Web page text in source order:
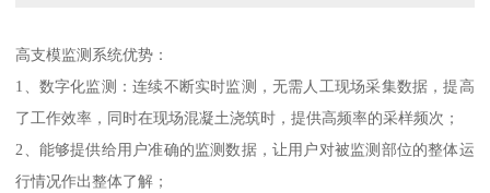
高支模监测系统优势：
1、数字化监测：连续不断实时监测，无需人工现场采集数据，提高
了工作效率，同时在现场混凝土浇筑时，提供高频率的采样频次；
2、能够提供给用户准确的监测数据，让用户对被监测部位的整体运
行情况作出整体了解；